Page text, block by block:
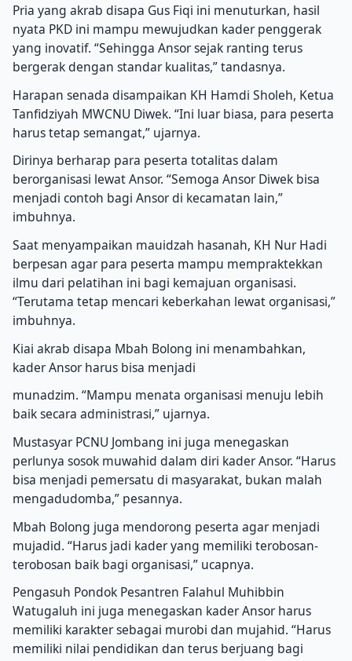
Pria yang akrab disapa Gus Fiqi ini menuturkan, hasil
nyata PKD ini mampu mewujudkan kader penggerak
yang inovatif. “Sehingga Ansor sejak ranting terus
bergerak dengan standar kualitas,” tandasnya.
Harapan senada disampaikan KH Hamdi Sholeh, Ketua
Tanfidziyah MWCNU Diwek. “Ini luar biasa, para peserta
harus tetap semangat,” ujarnya.
Dirinya berharap para peserta totalitas dalam
berorganisasi lewat Ansor. “Semoga Ansor Diwek bisa
menjadi contoh bagi Ansor di kecamatan lain,”
imbuhnya.
Saat menyampaikan mauidzah hasanah, KH Nur Hadi
berpesan agar para peserta mampu mempraktekkan
ilmu dari pelatihan ini bagi kemajuan organisasi.
“Terutama tetap mencari keberkahan lewat organisasi,”
imbuhnya.
Kiai akrab disapa Mbah Bolong ini menambahkan,
kader Ansor harus bisa menjadi
munadzim. “Mampu menata organisasi menuju lebih
baik secara administrasi,” ujarnya.
Mustasyar PCNU Jombang ini juga menegaskan
perlunya sosok muwahid dalam diri kader Ansor. “Harus
bisa menjadi pemersatu di masyarakat, bukan malah
mengadudomba,” pesannya.
Mbah Bolong juga mendorong peserta agar menjadi
mujadid. “Harus jadi kader yang memiliki terobosan-
terobosan baik bagi organisasi,” ucapnya.
Pengasuh Pondok Pesantren Falahul Muhibbin
Watugaluh ini juga menegaskan kader Ansor harus
memiliki karakter sebagai murobi dan mujahid. “Harus
memiliki nilai pendidikan dan terus berjuang bagi